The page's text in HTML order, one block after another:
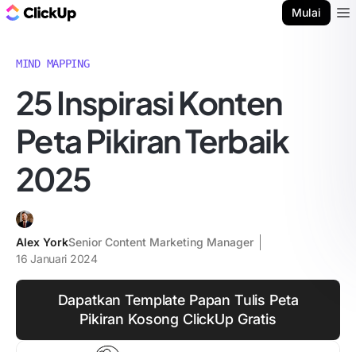
Mulai
MIND MAPPING
25 Inspirasi Konten
Peta Pikiran Terbaik
2025
Alex YorkSenior Content Marketing Manager
16 Januari 2024
Dapatkan Template Papan Tulis Peta
Pikiran Kosong ClickUp Gratis